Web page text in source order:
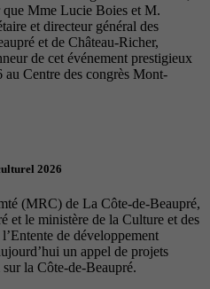
que Mme Lucie Boies et M.
et directeur général des
et de Château-Richer,
de cet événement prestigieux
Centre des congrès Mont-
2026
(MRC) de La Côte-de-Beaupré,
et le ministère de la Culture et des
de développement
un appel de projets
la Côte-de-Beaupré.